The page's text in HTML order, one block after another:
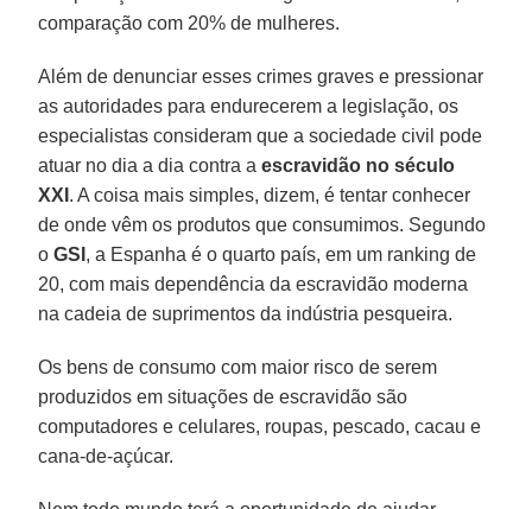
comparação com 20% de mulheres.
Além de denunciar esses crimes graves e pressionar
as autoridades para endurecerem a legislação, os
especialistas consideram que a sociedade civil pode
atuar no dia a dia contra aescravidão no século
XXI . A coisa mais simples, dizem, é tentar conhecer
de onde vêm os produtos que consumimos. Segundo
oGSI , a Espanha é o quarto país, em um ranking de
20, com mais dependência da escravidão moderna
na cadeia de suprimentos da indústria pesqueira.
Os bens de consumo com maior risco de serem
produzidos em situações de escravidão são
computadores e celulares, roupas, pescado, cacau e
cana-de-açúcar.